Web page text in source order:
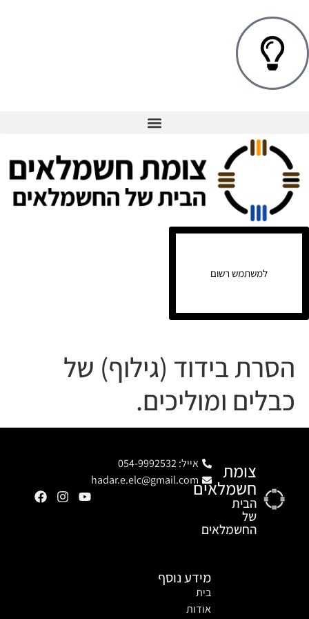
למשתמש רשום
הסרת בידוד (גילוף) של
כבלים ומוליכים.
צומת
חשמלאים
הבית
של
החשמלאים
אייל: 054-9992532
hadar.e.elc@gmail.com
מידע נוסף
בית
אודות